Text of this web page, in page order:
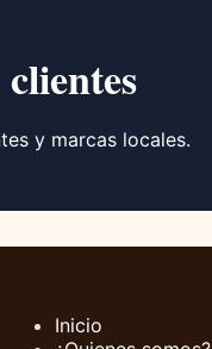
y marcas locales.
Inicio